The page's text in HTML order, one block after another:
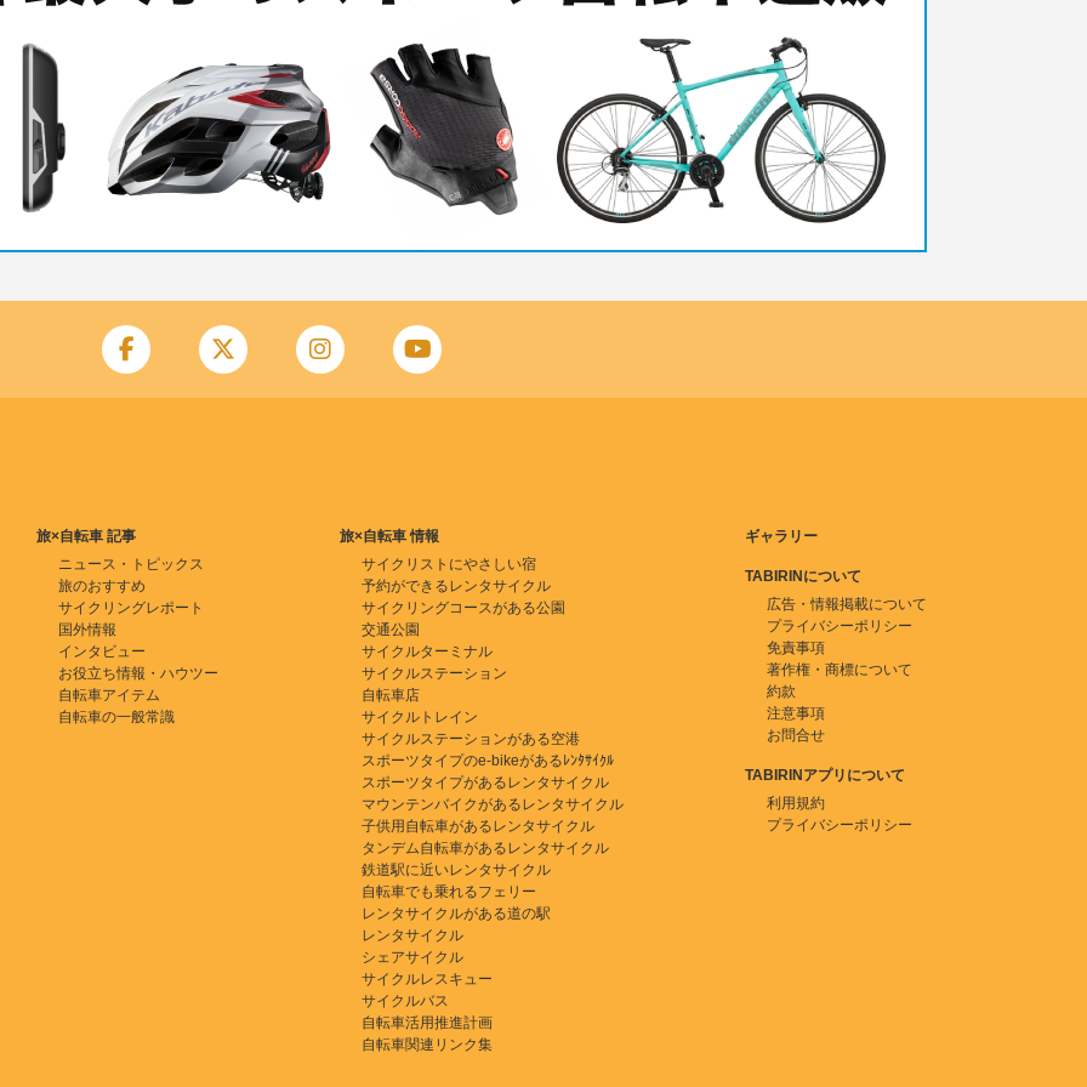
旅×自転車 記事
ニュース・トピックス
旅のおすすめ
サイクリングレポート
国外情報
インタビュー
お役立ち情報・ハウツー
自転車アイテム
自転車の一般常識
旅×自転車 情報
サイクリストにやさしい宿
予約ができるレンタサイクル
サイクリングコースがある公園
交通公園
サイクルターミナル
サイクルステーション
自転車店
サイクルトレイン
サイクルステーションがある空港
スポーツタイプのe-bikeがあるﾚﾝﾀｻｲｸﾙ
スポーツタイプがあるレンタサイクル
マウンテンバイクがあるレンタサイクル
子供用自転車があるレンタサイクル
タンデム自転車があるレンタサイクル
鉄道駅に近いレンタサイクル
自転車でも乗れるフェリー
レンタサイクルがある道の駅
レンタサイクル
シェアサイクル
サイクルレスキュー
サイクルバス
自転車活用推進計画
自転車関連リンク集
ギャラリー
TABIRINについて
広告・情報掲載について
プライバシーポリシー
免責事項
著作権・商標について
約款
注意事項
お問合せ
TABIRINアプリについて
利用規約
プライバシーポリシー